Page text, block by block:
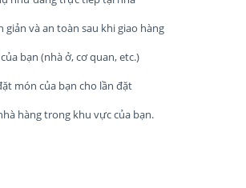
giản và an toàn sau khi giao hàng
bạn (nhà ở, cơ quan, etc.)
món của bạn cho lần đặt
hàng trong khu vực của bạn.